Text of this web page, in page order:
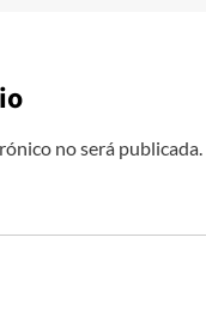
no será publicada.